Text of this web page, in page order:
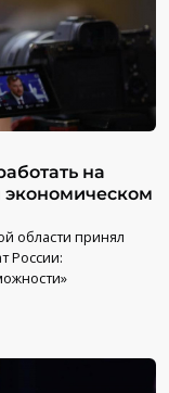
на
области принял
России: